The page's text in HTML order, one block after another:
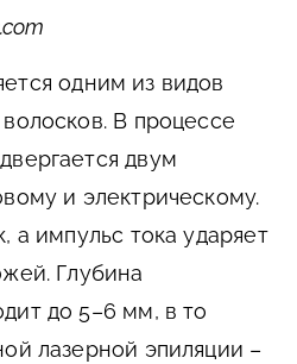
одним из видов
В процессе
двум
и электрическому.
а импульс тока ударяет
Глубина
до 5–6 мм, в то
лазерной эпиляции –